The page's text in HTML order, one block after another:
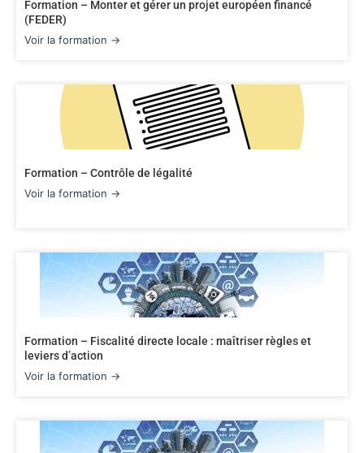
Formation – Monter et gérer un projet européen financé
(FEDER)
Voir la formation →
Formation – Contrôle de légalité
Voir la formation →
Formation – Fiscalité directe locale : maîtriser règles et
leviers d’action
Voir la formation →